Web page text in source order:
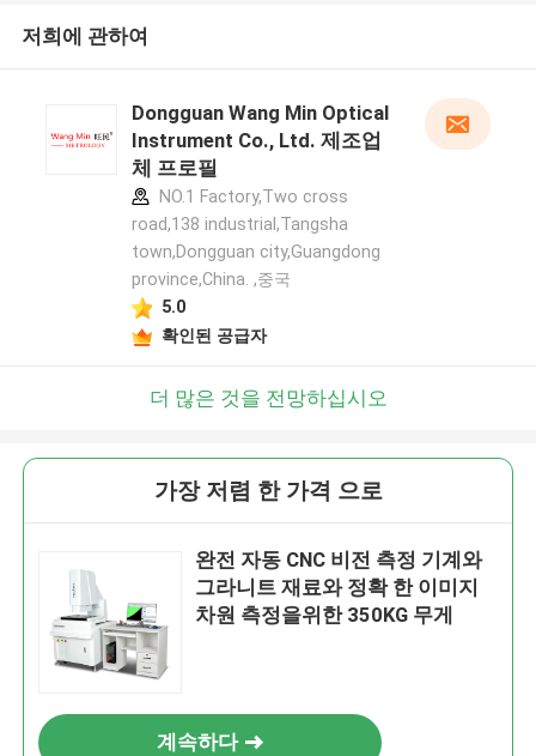
저희에 관하여
Dongguan Wang Min Optical
Instrument Co., Ltd. 제조업
체 프로필
NO.1 Factory,Two cross
road,138 industrial,Tangsha
town,Dongguan city,Guangdong
province,China. ,중국
5.0
확인된 공급자
더 많은 것을 전망하십시오
가장 저렴 한 가격 으로
완전 자동 CNC 비전 측정 기계와
그라니트 재료와 정확 한 이미지
차원 측정을위한 350KG 무게
계속하다